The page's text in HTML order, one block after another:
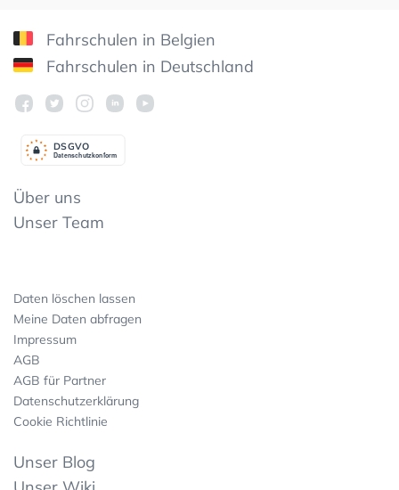
Fahrschulen in Belgien
Fahrschulen in Deutschland
Datenschutzkonform
DSGVO
Über uns
Unser Team
Daten löschen lassen
Meine Daten abfragen
Impressum
AGB
AGB für Partner
Datenschutzerklärung
Cookie Richtlinie
Unser Blog